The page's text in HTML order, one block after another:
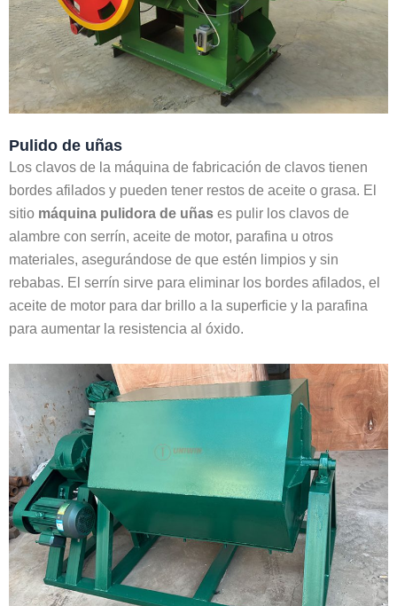
Pulido de uñas
Los clavos de la máquina de fabricación de clavos tienen
bordes afilados y pueden tener restos de aceite o grasa. El
sitio máquina pulidora de uñas es pulir los clavos de
alambre con serrín, aceite de motor, parafina u otros
materiales, asegurándose de que estén limpios y sin
rebabas. El serrín sirve para eliminar los bordes afilados, el
aceite de motor para dar brillo a la superficie y la parafina
para aumentar la resistencia al óxido.